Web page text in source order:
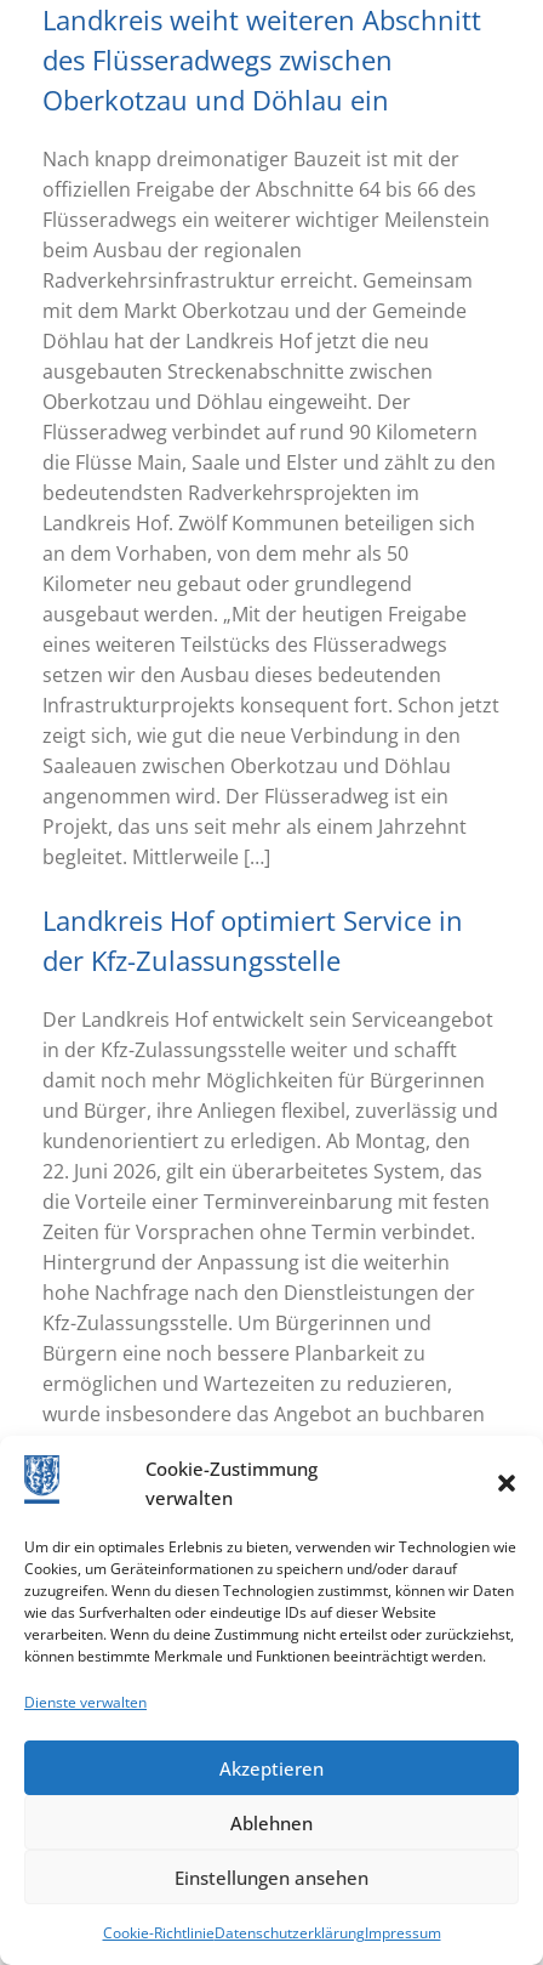
Cookie-Zustimmung
verwalten
Um dir ein optimales Erlebnis zu bieten, verwenden wir Technologien wie
Cookies, um Geräteinformationen zu speichern und/oder darauf
zuzugreifen. Wenn du diesen Technologien zustimmst, können wir Daten
wie das Surfverhalten oder eindeutige IDs auf dieser Website
verarbeiten. Wenn du deine Zustimmung nicht erteilst oder zurückziehst,
können bestimmte Merkmale und Funktionen beeinträchtigt werden.
Dienste verwalten
Akzeptieren
Ablehnen
Einstellungen ansehen
Cookie-RichtlinieDatenschutzerklärungImpressum
Landkreis weiht weiteren Abschnitt
des Flüsseradwegs zwischen
Oberkotzau und Döhlau ein
Nach knapp dreimonatiger Bauzeit ist mit der
offiziellen Freigabe der Abschnitte 64 bis 66 des
Flüsseradwegs ein weiterer wichtiger Meilenstein
beim Ausbau der regionalen
Radverkehrsinfrastruktur erreicht. Gemeinsam
mit dem Markt Oberkotzau und der Gemeinde
Döhlau hat der Landkreis Hof jetzt die neu
ausgebauten Streckenabschnitte zwischen
Oberkotzau und Döhlau eingeweiht. Der
Flüsseradweg verbindet auf rund 90 Kilometern
die Flüsse Main, Saale und Elster und zählt zu den
bedeutendsten Radverkehrsprojekten im
Landkreis Hof. Zwölf Kommunen beteiligen sich
an dem Vorhaben, von dem mehr als 50
Kilometer neu gebaut oder grundlegend
ausgebaut werden. „Mit der heutigen Freigabe
eines weiteren Teilstücks des Flüsseradwegs
setzen wir den Ausbau dieses bedeutenden
Infrastrukturprojekts konsequent fort. Schon jetzt
zeigt sich, wie gut die neue Verbindung in den
Saaleauen zwischen Oberkotzau und Döhlau
angenommen wird. Der Flüsseradweg ist ein
Projekt, das uns seit mehr als einem Jahrzehnt
begleitet. Mittlerweile […]
Landkreis Hof optimiert Service in
der Kfz-Zulassungsstelle
Der Landkreis Hof entwickelt sein Serviceangebot
in der Kfz-Zulassungsstelle weiter und schafft
damit noch mehr Möglichkeiten für Bürgerinnen
und Bürger, ihre Anliegen flexibel, zuverlässig und
kundenorientiert zu erledigen. Ab Montag, den
22. Juni 2026, gilt ein überarbeitetes System, das
die Vorteile einer Terminvereinbarung mit festen
Zeiten für Vorsprachen ohne Termin verbindet.
Hintergrund der Anpassung ist die weiterhin
hohe Nachfrage nach den Dienstleistungen der
Kfz-Zulassungsstelle. Um Bürgerinnen und
Bürgern eine noch bessere Planbarkeit zu
ermöglichen und Wartezeiten zu reduzieren,
wurde insbesondere das Angebot an buchbaren
des Terminvergabesystems können künftig mehr
Termine angeboten werden als bisher. Kundinnen
und Kunden profitieren dadurch von einer
besseren Verfügbarkeit von Wunschterminen,
kurzen Wartezeiten und einer verlässlichen
Bearbeitung ihres Anliegens zum vereinbarten
Zeitpunkt. Der Landkreis Hof empfiehlt deshalb,
terminieren. Die Terminbuchung bietet die größte
Planungssicherheit und ermöglicht […]
2 3